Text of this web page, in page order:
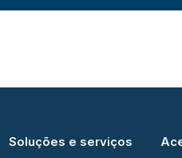
Soluções e serviços